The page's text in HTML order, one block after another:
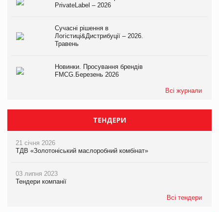
PrivateLabel – 2026
Сучасні рішення в
Логістиці&Дистрибуції – 2026.
Травень
Новинки. Просування брендів
FMCG.Березень 2026
Всі журнали
ТЕНДЕРИ
21 січня 2026
ТДВ «Золотоніський маслоробний комбінат»
03 липня 2023
Тендери компанії
Всі тендери